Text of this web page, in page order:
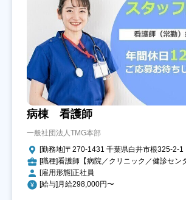
病棟 看護師
一般社団法人TMG本部
[勤務地]〒270-1431 千葉県白井市根325-2-1
[職種]看護師【病院／クリニック／健診セン
[雇用形態]正社員
[給与]月給298,000円〜